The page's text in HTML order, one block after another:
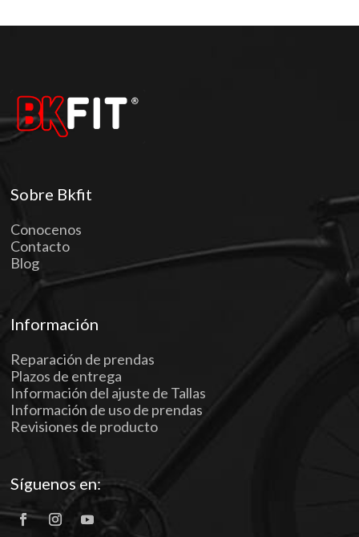
Sobre Bkfit
Conocenos
Contacto
Blog
Información
Reparación de prendas
Plazos de entrega
Información del ajuste de Tallas
Información de uso de prendas
Revisiones de producto
Síguenos en: